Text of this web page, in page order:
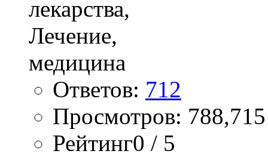
Ответов: 712
Просмотров: 788,715
Рейтинг0 / 5